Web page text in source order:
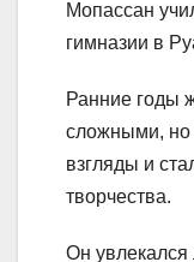
Мопассан
гимназии в
Ранние годы
сложными, но
взгляды и
творчества.
Он увлекался